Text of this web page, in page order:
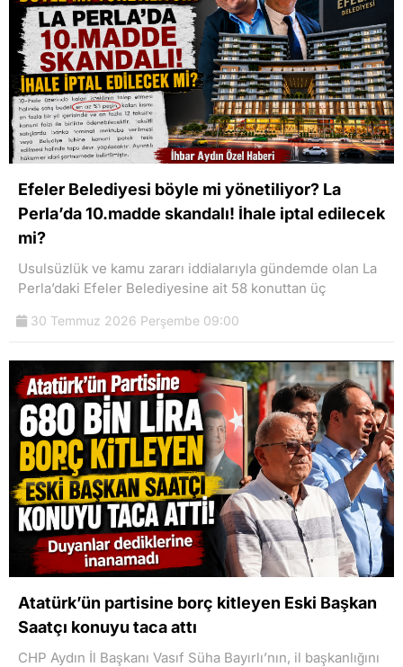
Efeler Belediyesi böyle mi yönetiliyor? La
Perla’da 10.madde skandalı! İhale iptal edilecek
mi?
Usulsüzlük ve kamu zararı iddialarıyla gündemde olan La
Perla’daki Efeler Belediyesine ait 58 konuttan üç
30 Temmuz 2026 Perşembe 09:00
Atatürk’ün partisine borç kitleyen Eski Başkan
Saatçı konuyu taca attı
CHP Aydın İl Başkanı Vasıf Süha Bayırlı’nın, il başkanlığını